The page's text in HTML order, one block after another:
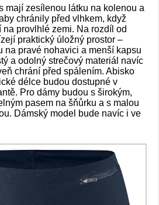
mají zesílenou látku na kolenou a
chránily před vlhkem, když
provlhlé zemi. Na rozdíl od
praktický úložný prostor –
na pravé nohavici a menší kapsu
a odolný strečový materiál navíc
chrání před spálením. Abisko
délce budou dostupné v
Pro dámy budou s širokým,
pasem na šňůrku a s malou
Dámský model bude navíc i ve